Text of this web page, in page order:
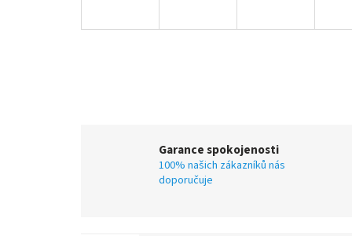
Garance spokojenosti
100% našich zákazníků nás
doporučuje